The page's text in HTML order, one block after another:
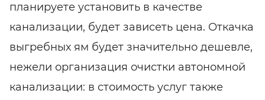
планируете установить в качестве
канализации, будет зависеть цена. Откачка
выгребных ям будет значительно дешевле,
нежели организация очистки автономной
канализации: в стоимость услуг также